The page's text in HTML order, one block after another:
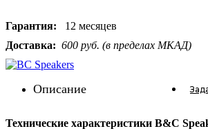
Гарантия: 12 месяцев
Доставка: 600 руб. (в пределах МКАД)
Описание
Технические характеристики B&C